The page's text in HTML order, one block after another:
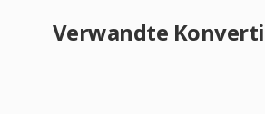
Verwandte